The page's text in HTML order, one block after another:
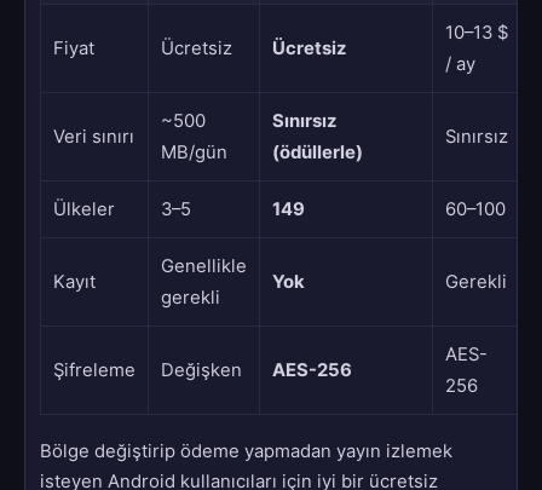
Fiyat Ücretsiz Ücretsiz
10–13 $
/ ay
Veri sınırı
~500
MB/gün
Sınırsız
(ödüllerle)
Sınırsız
Ülkeler 3–5 149 60–100
Kayıt
Genellikle
gerekli
Yok Gerekli
Şifreleme Değişken AES-256
AES-
256
Bölge değiştirip ödeme yapmadan yayın izlemek
isteyen Android kullanıcıları için iyi bir ücretsiz